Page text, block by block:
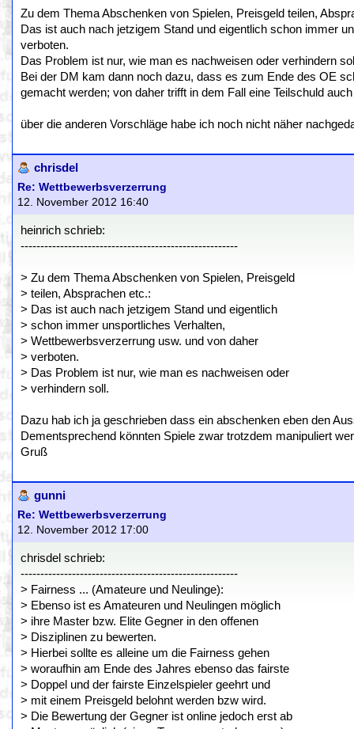
Zu dem Thema Abschenken von Spielen, Preisgeld teilen,
Das ist auch nach jetzigem Stand und eigentlich schon immer
verboten.
Das Problem ist nur, wie man es nachweisen oder verhindern
Bei der DM kam dann noch dazu, dass es zum Ende des OE
gemacht werden; von daher trifft in dem Fall eine Teilschuld
über die anderen Vorschläge habe ich noch nicht näher
chrisdel
Re: Wettbewerbsverzerrung
12. November 2012 16:40
heinrich schrieb:
-------------------------------------------------------
> Zu dem Thema Abschenken von Spielen, Preisgeld
> teilen, Absprachen etc.:
> Das ist auch nach jetzigem Stand und eigentlich
> schon immer unsportliches Verhalten,
> Wettbewerbsverzerrung usw. und von daher
> verboten.
> Das Problem ist nur, wie man es nachweisen oder
> verhindern soll.
Dazu hab ich ja geschrieben dass ein abschenken eben den
Dementsprechend könnten Spiele zwar trotzdem manipuliert
Gruß
gunni
Re: Wettbewerbsverzerrung
12. November 2012 17:00
chrisdel schrieb:
-------------------------------------------------------
> Fairness ... (Amateure und Neulinge):
> Ebenso ist es Amateuren und Neulingen möglich
> ihre Master bzw. Elite Gegner in den offenen
> Disziplinen zu bewerten.
> Hierbei sollte es alleine um die Fairness gehen
> woraufhin am Ende des Jahres ebenso das fairste
> Doppel und der fairste Einzelspieler geehrt und
> mit einem Preisgeld belohnt werden bzw wird.
> Die Bewertung der Gegner ist online jedoch erst ab